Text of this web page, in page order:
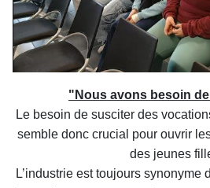
"Nous avons besoin
Le besoin de susciter des
semble donc crucial pour ouvrir
des jeunes
L’industrie est toujours synonyme